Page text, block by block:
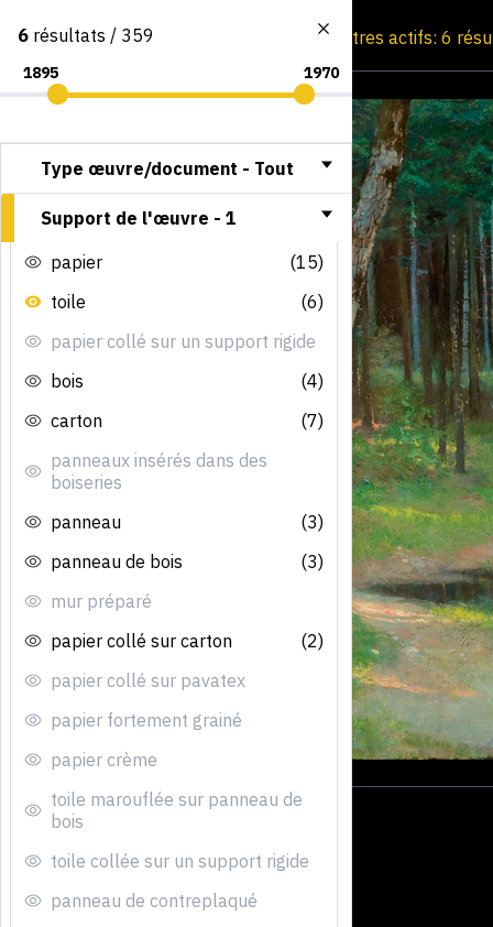
Consultation par image Filtres actifs: 6
6 résultats / 359
Type œuvre/document - Tout
Support de l'œuvre - 1
papier
(15)
toile
(6)
papier collé sur un support rigide
bois
(4)
carton
(7)
panneaux insérés dans des
boiseries
panneau
(3)
panneau de bois
(3)
mur préparé
papier collé sur carton
(2)
papier collé sur pavatex
papier fortement grainé
papier crème
toile marouflée sur panneau de
bois
toile collée sur un support rigide
panneau de contreplaqué